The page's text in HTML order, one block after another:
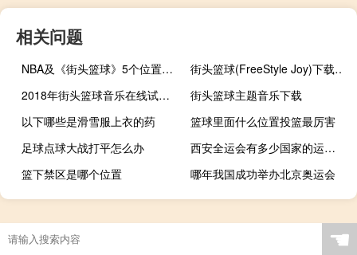
相关问题
NBA及《街头篮球》5个位置的详细介绍
街头篮球(FreeStyle Joy)下载(电脑、安卓和IOS所有版本)
2018年街头篮球音乐在线试听及下载
街头篮球主题音乐下载
以下哪些是滑雪服上衣的药
篮球里面什么位置投篮最厉害
足球点球大战打平怎么办
西安全运会有多少国家的运动员
篮下禁区是哪个位置
哪年我国成功举办北京奥运会
快过年了怎么拒绝酒精
艾尔登法环怎么减少蓝消耗
奥运会足球冠军算几块金牌
奥运会的拼音怎么打 ☚